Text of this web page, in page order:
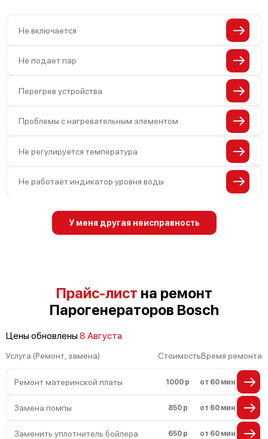
Не включается
Не подает пар
Перегрев устройства
Проблемы с нагревательным элементом
Не регулируется температура
Не работает индикатор уровня воды
У меня другая неисправность
Прайс-лист на ремонт
Парогенераторов Bosch
Цены обновлены8 Августа
Услуга (Ремонт, замена) СтоимостьВремя ремонта
Ремонт материнской платы 1000 р от 60 мин
Замена помпы 850 р от 60 мин
Заменить уплотнитель бойлера 650 р от 60 мин